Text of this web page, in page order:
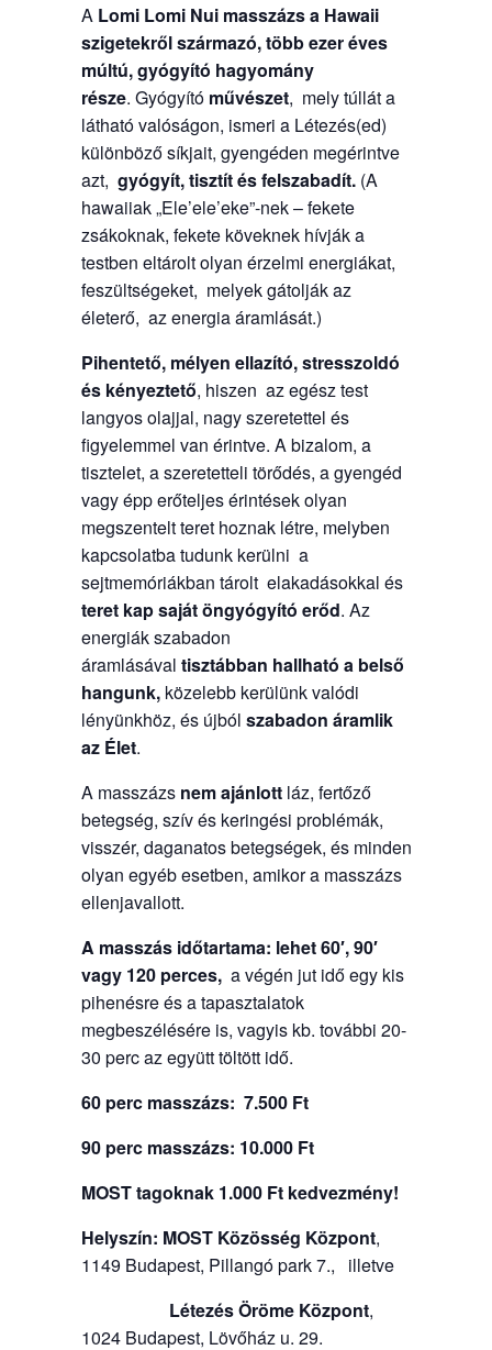
A Lomi Lomi Nui masszázs a Hawaii
szigetekről származó, több ezer éves
múltú, gyógyító hagyomány
része. Gyógyító művészet, mely túllát a
látható valóságon, ismeri a Létezés(ed)
különböző síkjait, gyengéden megérintve
azt, gyógyít, tisztít és felszabadít. (A
hawaiiak „Ele’ele’eke”-nek – fekete
zsákoknak, fekete köveknek hívják a
testben eltárolt olyan érzelmi energiákat,
feszültségeket, melyek gátolják az
életerő, az energia áramlását.)
Pihentető, mélyen ellazító, stresszoldó
és kényeztető, hiszen az egész test
langyos olajjal, nagy szeretettel és
figyelemmel van érintve. A bizalom, a
tisztelet, a szeretetteli törődés, a gyengéd
vagy épp erőteljes érintések olyan
megszentelt teret hoznak létre, melyben
kapcsolatba tudunk kerülni a
sejtmemóriákban tárolt elakadásokkal és
teret kap saját öngyógyító erőd. Az
energiák szabadon
áramlásával tisztábban hallható a belső
hangunk,közelebb kerülünk valódi
lényünkhöz, és újból szabadon áramlik
az Élet.
A masszázs nem ajánlottláz, fertőző
betegség, szív és keringési problémák,
visszér, daganatos betegségek, és minden
olyan egyéb esetben, amikor a masszázs
ellenjavallott.
A masszás időtartama: lehet 60′, 90′
vagy 120 perces,a végén jut idő egy kis
pihenésre és a tapasztalatok
megbeszélésére is, vagyis kb. további 20-
30 perc az együtt töltött idő.
60 perc masszázs: 7.500 Ft
90 perc masszázs: 10.000 Ft
MOST tagoknak 1.000 Ft kedvezmény!
Helyszín: MOST Közösség Központ,
1149 Budapest, Pillangó park 7., illetve
Létezés Öröme Központ,
1024 Budapest, Lövőház u. 29.